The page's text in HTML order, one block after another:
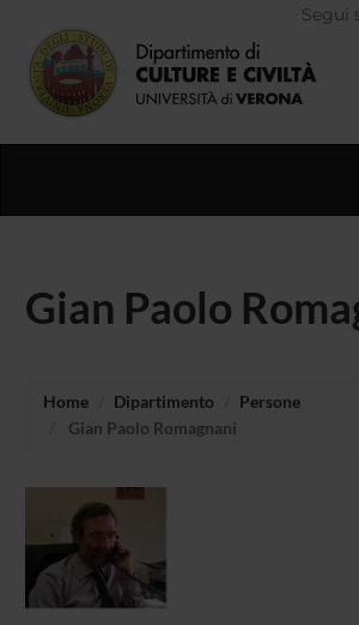
Segui
Gian Paolo
Home Dipartimento
Persone
Gian Paolo Romagnani